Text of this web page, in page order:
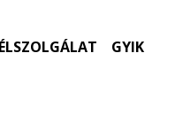
GYIK